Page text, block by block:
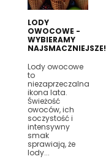
LODY
OWOCOWE -
WYBIERAMY
NAJSMACZNIEJSZE!
Lody owocowe
to
niezaprzeczalna
ikona lata.
Świeżość
owoców, ich
soczystość i
intensywny
smak
sprawiają, że
lody...